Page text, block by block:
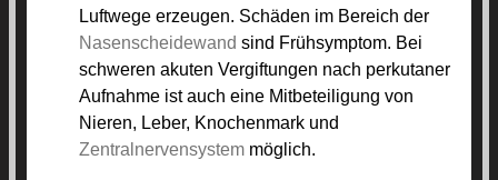
Luftwege erzeugen. Schäden im Bereich der
Nasenscheidewand sind Frühsymptom. Bei
schweren akuten Vergiftungen nach perkutaner
Aufnahme ist auch eine Mitbeteiligung von
Nieren, Leber, Knochenmark und
Zentralnervensystem möglich.